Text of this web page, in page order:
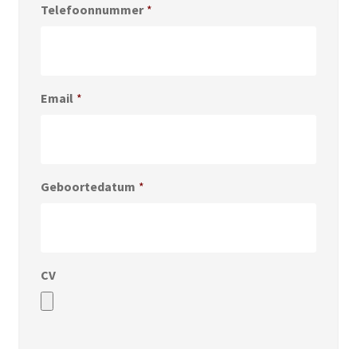
Telefoonnummer *
Email *
Geboortedatum *
CV